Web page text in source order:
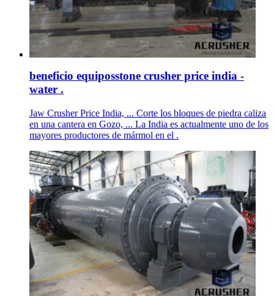
beneficio equiposstone crusher price india -
water .
Jaw Crusher Price India, ... Corte los bloques de piedra caliza
en una cantera en Gozo, ... La India es actualmente uno de los
mayores productores de mármol en el .